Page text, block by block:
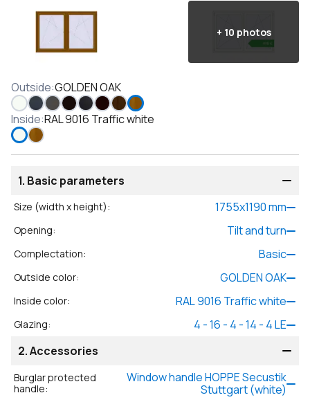
+ 10 photos
Outside:GOLDEN OAK
Inside:RAL 9016 Traffic white
1. Basic parameters
Size (width x height): 1755x1190mm
Opening: Tilt and turn
Complectation: Basic
Outside color: GOLDEN OAK
Inside color: RAL 9016 Traffic white
Glazing:
4 - 16 - 4 - 14 - 4 LE
2.Accessories
Burglar protected
handle:
Window handle HOPPE Secustik
Stuttgart (white)